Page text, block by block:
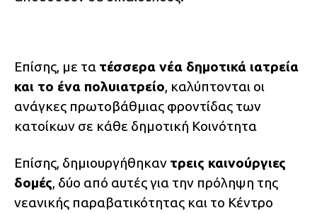
Επίσης, με τα τέσσερα νέα δημοτικά ιατρεία
και το ένα πολυιατρείο, καλύπτονται οι
ανάγκες πρωτοβάθμιας φροντίδας των
κατοίκων σε κάθε δημοτική Κοινότητα
Επίσης, δημιουργήθηκαν τρεις καινούργιες
δομές, δύο από αυτές για την πρόληψη της
νεανικής παραβατικότητας και το Κέντρο